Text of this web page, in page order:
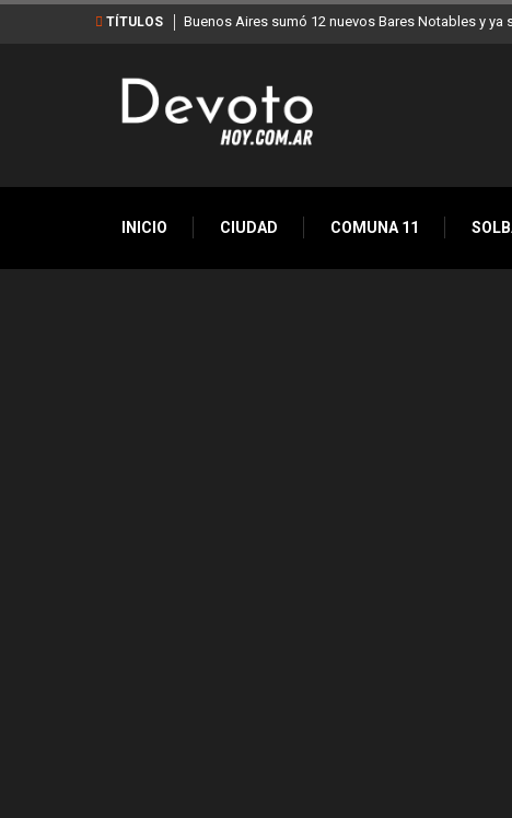
TÍTULOS Buenos Aires sumó 12 nuevos Bares Notables y ya
INICIO CIUDAD COMUNA 11